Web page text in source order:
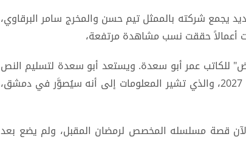
يجمع شركته بالممثل تيم حسن والمخرج سامر البرقاوي،
أعمالاً حققت نسب مشاهدة مرتفعة،
للكاتب عمر أبو سعدة. ويستعد أبو سعدة لتسليم النص
النهائي لمسلسل "هلال"، المقرر عرضه في رمضان 2027، والذي تشير المعلومات إلى أنه سيُصوَّر في دمشق،
قصة مسلسله المخصص لرمضان المقبل، ولم يضع بعد